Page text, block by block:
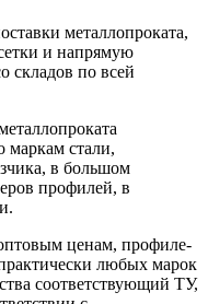
металлопроката,
и напрямую
складов по всей
маркам стали,
в большом
профилей, в
ценам, профиле-
любых марок
соответствующий ТУ,